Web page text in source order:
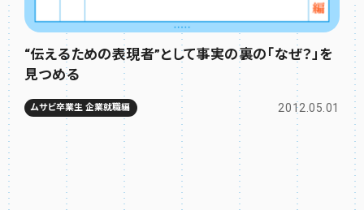
“伝えるための表現者”として事実の裏の「なぜ？」を
見つめる
ムサビ卒業生 企業就職編 2012.05.01